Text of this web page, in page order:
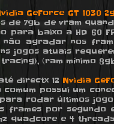
GeForce GT 1030
de 7gb de vram
baixo a HD 60
não agradar nos
jogos atuais
(ram mínimo
directx 12 Nvidia
possui um
rodar últimos
por segundo
quadcore e 4